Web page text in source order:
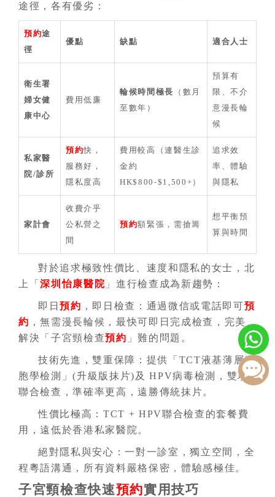
途徑，各有優劣：
預約途
徑
優點 缺點 適合人士
衛生署
婦女健
康中心
費用低廉
輪候時間極長
（數月
至數年）
預算有
限、不介
意漫長輪
候
私家醫
院/診所
預約快，
服務好，
隱私度高
費用較高（連醫生診
金約
HK$800-$1,500+）
追求效
率、體驗
與隱私
家計會
收費介乎
公私營之
間
預約額緊張，需搶籌
想平衡預
算與時間
對於追求極致性價比、速度和隱私的女士，北
上「深圳怡康醫院 」進行檢查成為新趨勢：
即日預約 ，即日檢查：通過微信或電話即可預
約 ，無需漫長輪候，最快可即日完成檢查，完美
解決「子宮頸檢查預約 」難的問題。
技術先進，雙重保障：提供「TCT液基薄層細
胞學檢測」(升級版抹片)及 HPV病毒檢測，雙項
聯合檢查，準確率更高，遠勝傳統抹片。
性價比極高：TCT + HPV聯合檢查的套餐費
用，遠低於香港私家醫院。
絕對隱私與安心：一對一診室，獨立空間，全
程粵語溝通，所有資料嚴格保密，體驗感極佳。
子宮頸檢查快速預約實用技巧